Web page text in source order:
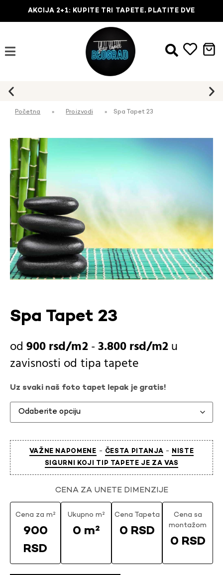
AKCIJA 2+1: KUPITE TRI TAPETE, PLATITE DVE
Početna » Proizvodi » Spa Tapet 23
Spa Tapet 23
900rsd -3.800rsd
u
zavisnosti od tipa tapete
Uz svaki naš foto tapet lepak je gratis!
VAŽNE NAPOMENE - ČESTA PITANJA -
NISTE
SIGURNI KOJI TIP TAPETE JE ZA VAS
CENA ZA UNETE DIMENZIJE
Cena za m²
900
RSD
Ukupno m²
0 m²
Cena Tapeta
0 RSD
Cena sa
montažom
0 RSD